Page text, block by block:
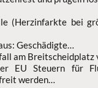
(Herzinfarkte bei
Geschädigte…
am
EU Steuern für
werden…